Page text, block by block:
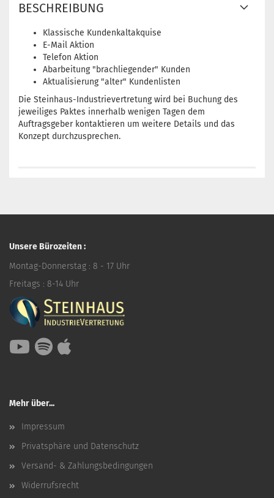
BESCHREIBUNG
Klassische Kundenkaltakquise
E-Mail Aktion
Telefon Aktion
Abarbeitung "brachliegender" Kunden
Aktualisierung "alter" Kundenlisten
Die Steinhaus-Industrievertretung wird bei Buchung des
jeweiliges Paktes innerhalb wenigen Tagen dem
Auftragsgeber kontaktieren um weitere Details und das
Konzept durchzusprechen.
Unsere Bürozeiten :
Montag-Donnerstag : 8 - 17 Uhr
Freitags : 8-14 Uhr
Mehr über...
Impressum
Privatsphäre und Datenschutz
Versand- & Zahlungsbedingungen
Widerrufsrecht